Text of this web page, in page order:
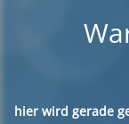
hier wird gerade